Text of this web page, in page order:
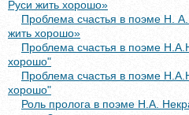
Руси жить хорошо»
Проблема счастья в поэме Н.
жить хорошо»
Проблема счастья в поэме
хорошо"
Проблема счастья в поэме
хорошо"
Роль пролога в поэме Н.А.